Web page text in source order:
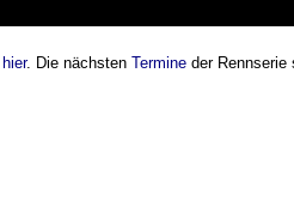
hier. Die nächsten Termine der